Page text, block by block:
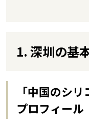
1. 深圳の基
「中国のシ
プロフィール